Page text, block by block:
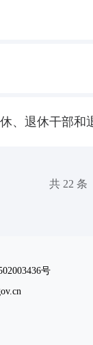
、退休干部和
共 22 条
号